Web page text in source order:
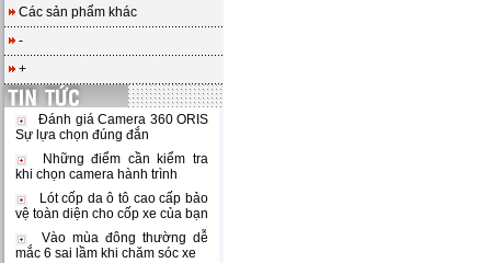
Các sản phẩm khác
-
+
Đánh giá Camera 360 ORIS
Sự lựa chọn đúng đắn
Những điểm cần kiểm tra
khi chọn camera hành trình
Lót cốp da ô tô cao cấp bảo
vệ toàn diện cho cốp xe của bạn
Vào mùa đông thường dễ
mắc 6 sai lầm khi chăm sóc xe